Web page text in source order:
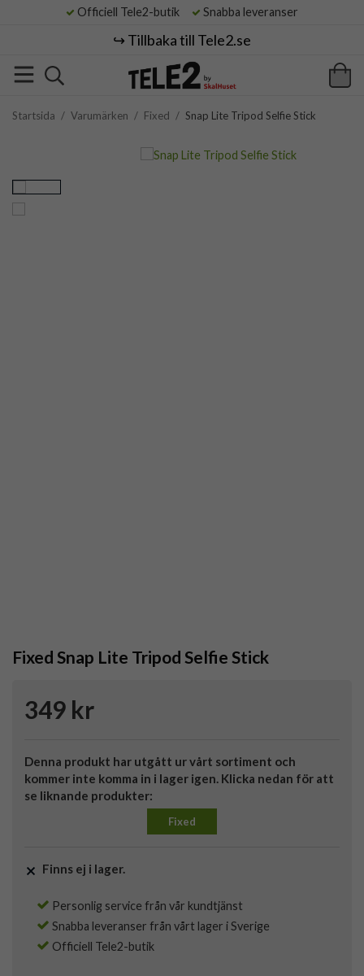
Officiell Tele2-butik Snabba leveranser
↪️ Tillbaka till Tele2.se
Startsida / Varumärken / Fixed / Snap Lite Tripod Selfie Stick
Fixed Snap Lite Tripod Selfie Stick
349 kr
Denna produkt har utgått ur vårt sortiment och
kommer inte komma in i lager igen. Klicka nedan för att
se liknande produkter:
Fixed
Finns ej i lager.
Personlig service från vår kundtjänst
Snabba leveranser från vårt lager i Sverige
Officiell Tele2-butik